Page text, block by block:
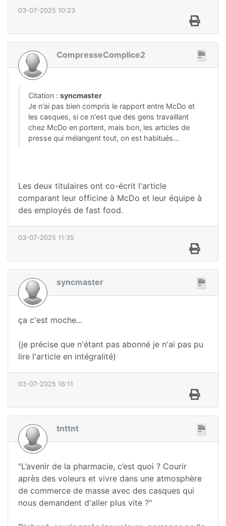
03-07-2025 10:23
CompresseComplice2
Citation : syncmaster
Je n'ai pas bien compris le rapport entre McDo et
les casques, si ce n'est que des gens travaillant
chez McDo en portent, mais bon, les articles de
presse qui mélangent tout, on est habitués...
Les deux titulaires ont co-écrit l'article
comparant leur officine à McDo et leur équipe à
des employés de fast food.
03-07-2025 11:35
syncmaster
ça c'est moche...
(je précise que n'étant pas abonné je n'ai pas pu
lire l'article en intégralité)
03-07-2025 16:11
tnttnt
"L’avenir de la pharmacie, c’est quoi ? Courir
après des voleurs et vivre dans une atmosphère
de commerce de masse avec des casques qui
nous demandent d'aller plus vite ?"